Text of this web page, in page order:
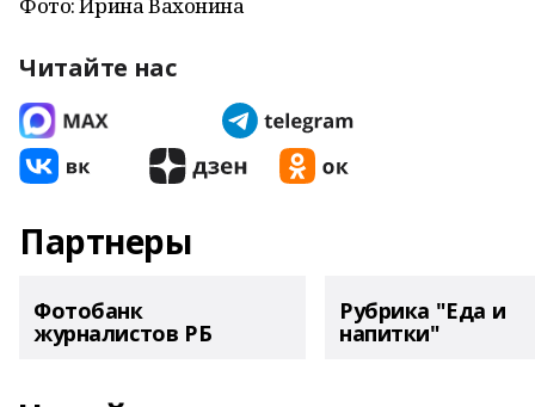
Читайте нас
Партнеры
Фотобанк
журналистов РБ
Рубрика "Еда и
напитки"